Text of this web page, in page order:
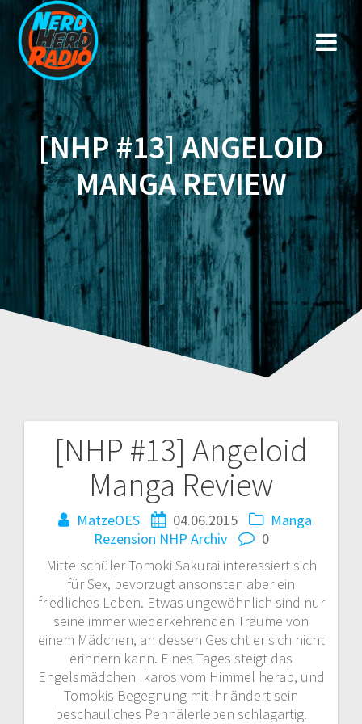
Zum
Inhalt
springen
[NHP #13] ANGELOID
MANGA REVIEW
[NHP #13] Angeloid
Manga Review
MatzeOES 04.06.2015
Manga
Rezension NHP Archiv
0
Mittelschüler Tomoki Sakurai interessiert sich
für Sex, bevorzugt ansonsten aber ein
friedliches Leben. Etwas ungewöhnlich sind nur
seine immer wiederkehrenden Träume von
einem Mädchen, an dessen Gesicht er sich nicht
erinnern kann. Eines Tages steigt das
Engelsmädchen Ikaros vom Himmel herab, und
Tomokis Begegnung mit ihr ändert sein
beschauliches Pennälerleben schlagartig.
Beitragsnavigation